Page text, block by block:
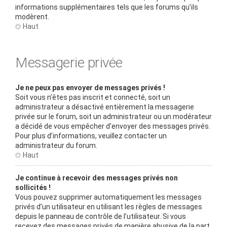
informations supplémentaires tels que les forums qu’ils
modèrent.
Haut
Messagerie privée
Je ne peux pas envoyer de messages privés !
Soit vous n’êtes pas inscrit et connecté, soit un
administrateur a désactivé entièrement la messagerie
privée sur le forum, soit un administrateur ou un modérateur
a décidé de vous empêcher d’envoyer des messages privés.
Pour plus d’informations, veuillez contacter un
administrateur du forum.
Haut
Je continue à recevoir des messages privés non
sollicités !
Vous pouvez supprimer automatiquement les messages
privés d’un utilisateur en utilisant les règles de messages
depuis le panneau de contrôle de l’utilisateur. Si vous